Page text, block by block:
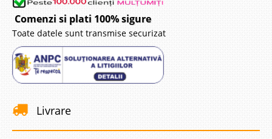
Comenzi si plati 100% sigure
Toate datele sunt transmise securizat
Livrare